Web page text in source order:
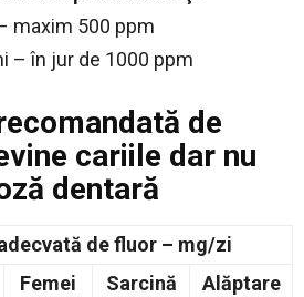
maxim 500 ppm
– în jur de 1000 ppm
de
cariile dar nu
dentară
de fluor – mg/zi
Femei Sarcină
Alăptare